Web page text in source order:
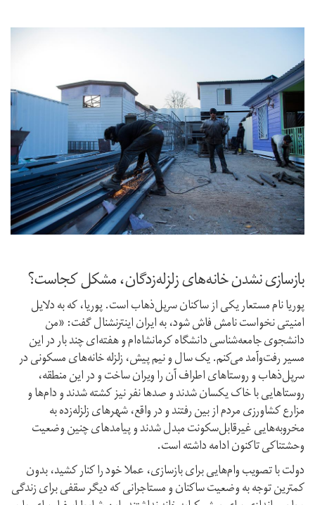
بازسازی نشدن خانه‌های زلزله‌زدگان، مشکل کجاست؟
پوریا نام مستعار یکی از ساکنان سرپل‌ذهاب است. پوریا، که به دلایل
امنیتی نخواست نامش فاش شود، به ایران اینترنشنال گفت: «من
دانشجوی جامعه‌شناسی دانشگاه کرمانشاه‌ام و هفته‌ای چند بار در این
مسیر رفت‌‌و‌آمد می‌کنم. یک‌ سال‌ و‌ نیم پیش، زلزله خانه‌های مسکونی در
سرپل‌ذهاب و روستاهای اطراف آن را ویران ساخت و در این منطقه،
روستاهایی با خاک یکسان شدند و صدها نفر نیز کشته شدند و دام‌ها و
مزارع کشاورزی مردم از بین رفتند و در واقع، شهرهای زلزله‌زده به
مخروبه‌هایی غیرقابل‌سکونت مبدل شدند و پیامد‌های چنین وضعیت
وحشتناکی تاکنون ادامه داشته است.
دولت با تصویب وام‌هایی برای بازسازی، عملا خود را کنار کشید، بدون
کمترین توجه به وضعیت ساکنان و مستاجرانی که دیگر سقفی برای زندگی